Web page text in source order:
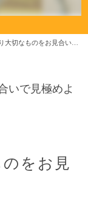
ものをお見合いで見極めよう！(^^♪
いで見極めよ
をお見